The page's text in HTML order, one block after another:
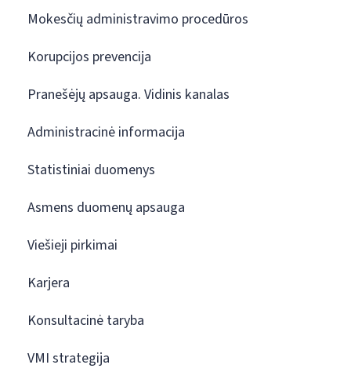
Mokesčių administravimo procedūros
Korupcijos prevencija
Pranešėjų apsauga. Vidinis kanalas
Administracinė informacija
Statistiniai duomenys
Asmens duomenų apsauga
Viešieji pirkimai
Karjera
Konsultacinė taryba
VMI strategija